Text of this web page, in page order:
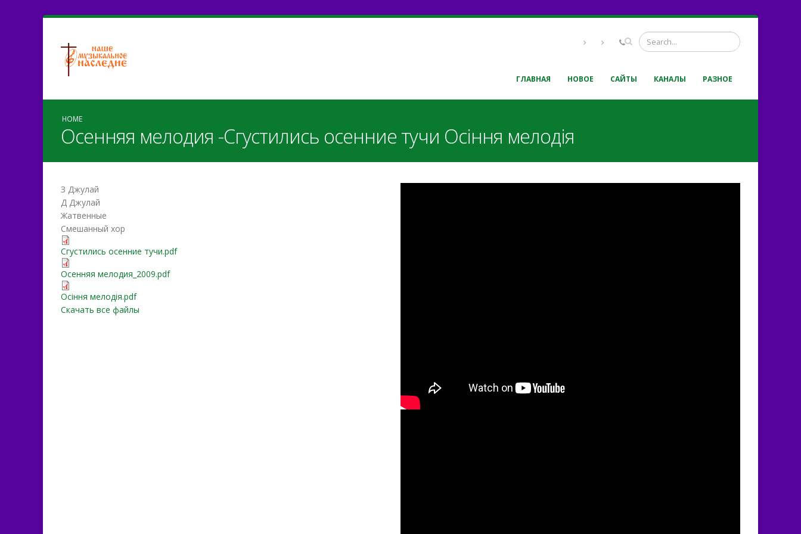
ГЛАВНАЯ НОВОЕ САЙТЫ КАНАЛЫ РАЗНОЕ
HOME
Осенняя мелодия -Сгустились осенние тучи Осіння мелодія
З Джулай
Д Джулай
Жатвенные
Смешанный хор
Сгустились осенние тучи.pdf
Сгустились осенние тучи.pdf
Осенняя мелодия_2009.pdf
Осенняя мелодия_2009.pdf
Осіння мелодія.pdf
Осіння мелодія.pdf
Скачать все файлы